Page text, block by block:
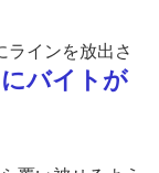
ラインを放出さ
バイトが